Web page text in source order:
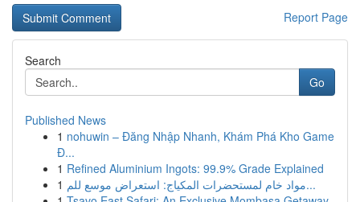
Report Page
Search
Go
Published News
1 nohuwin – Đăng Nhập Nhanh, Khám Phá Kho Game
Đ...
1 Refined Aluminium Ingots: 99.9% Grade Explained
1
مواد خام لمستحضرات المكياج: استعراض موسع للم...